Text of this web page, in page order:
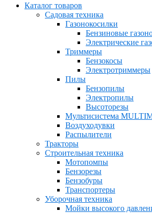
Каталог товаров
Садовая техника
Газонокосилки
Бензиновые
Электрические
Триммеры
Бензокосы
Электротриммеры
Пилы
Бензопилы
Электропилы
Высоторезы
Мультисистема
Воздуходувки
Распылители
Тракторы
Строительная техника
Мотопомпы
Бензорезы
Бензобуры
Транспортеры
Уборочная техника
Мойки высокого